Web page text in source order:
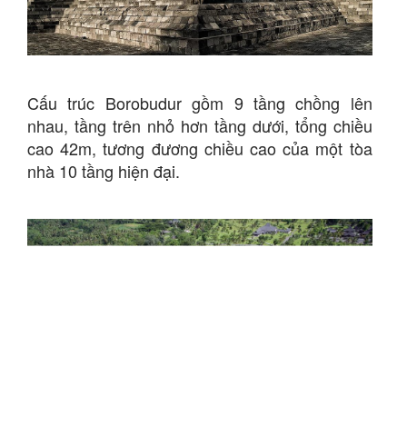
Cấu trúc Borobudur gồm 9 tầng chồng lên
nhau, tầng trên nhỏ hơn tầng dưới, tổng chiều
cao 42m, tương đương chiều cao của một tòa
nhà 10 tầng hiện đại.